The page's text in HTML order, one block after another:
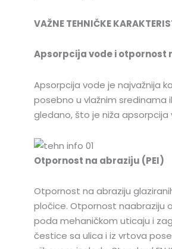
VAŽNE TEHNIČKE
Apsorpcija vode i otpornost
Apsorpcija vode je najvažnija
posebno u vlažnim sredinama
gledano, što je niža
Otpornost na abraziju (PEI)
Otpornost na abraziju
pločice. Otpornost naabraziju
poda mehaničkom uticaju i
čestice sa ulica i iz vrtova